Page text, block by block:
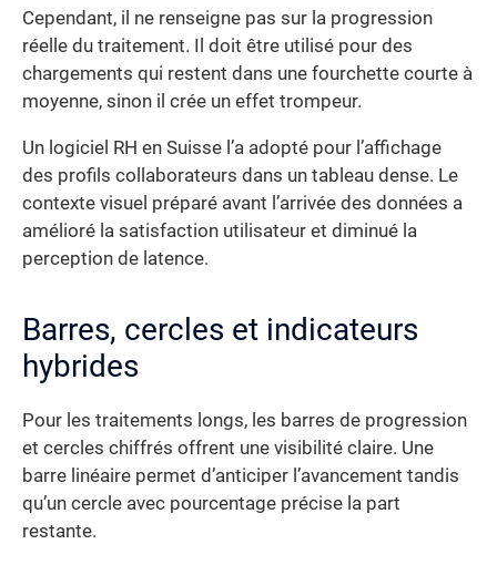
Cependant, il ne renseigne pas sur la progression
réelle du traitement. Il doit être utilisé pour des
chargements qui restent dans une fourchette courte à
moyenne, sinon il crée un effet trompeur.
Un logiciel RH en Suisse l’a adopté pour l’affichage
des profils collaborateurs dans un tableau dense. Le
contexte visuel préparé avant l’arrivée des données a
amélioré la satisfaction utilisateur et diminué la
perception de latence.
Barres, cercles et indicateurs
hybrides
Pour les traitements longs, les barres de progression
et cercles chiffrés offrent une visibilité claire. Une
barre linéaire permet d’anticiper l’avancement tandis
qu’un cercle avec pourcentage précise la part
restante.